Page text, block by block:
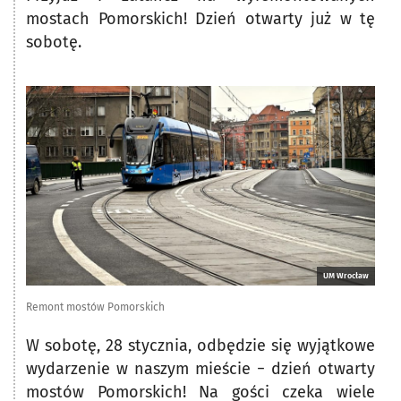
mostach Pomorskich! Dzień otwarty już w tę
sobotę.
UM Wrocław
Remont mostów Pomorskich
W sobotę, 28 stycznia, odbędzie się wyjątkowe
wydarzenie w naszym mieście − dzień otwarty
mostów Pomorskich! Na gości czeka wiele